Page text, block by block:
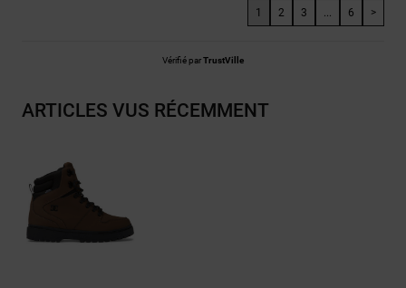
1 2 3 ... 6 >
Vérifié parTrustVille
ARTICLES VUS RÉCEMMENT